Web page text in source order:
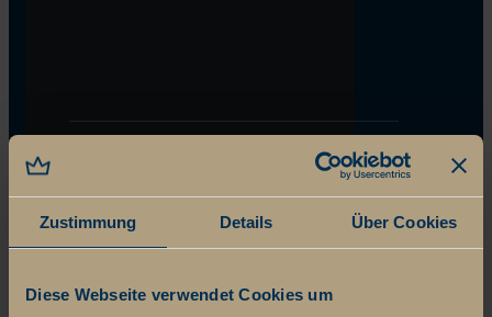
Zustimmung Details Über Cookies
Diese Webseite verwendet Cookies um